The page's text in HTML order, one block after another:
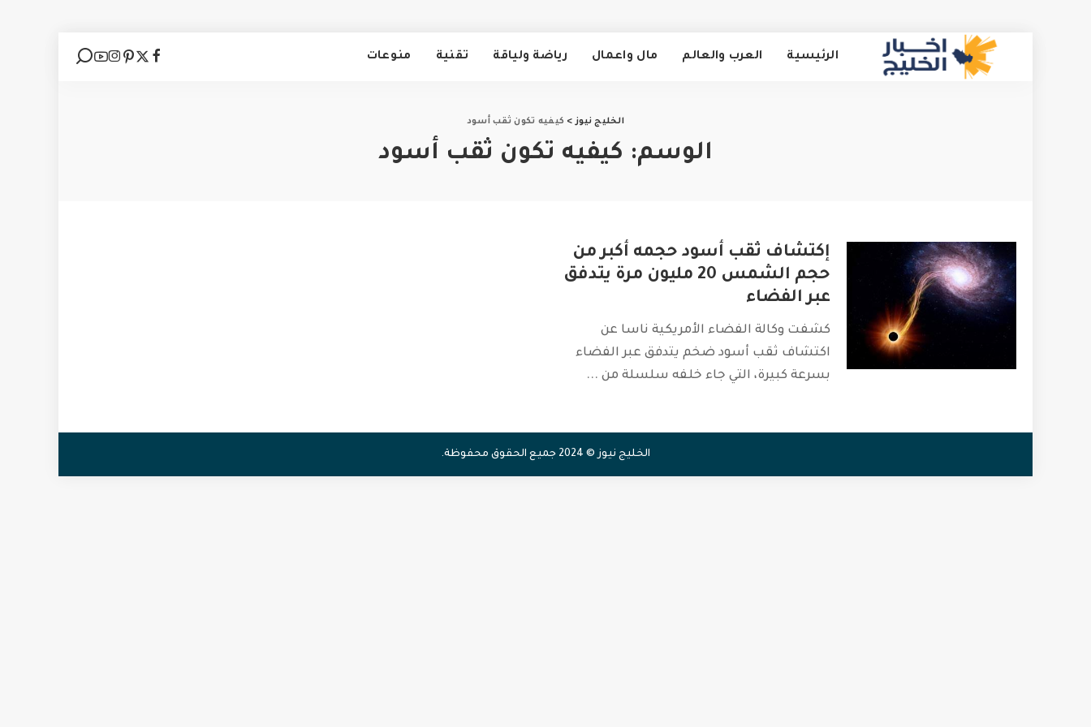
الرئيسية العرب والعالم مال واعمال رياضة ولياقة تقنية منوعات
الخليج نيوز> كيفيه تكون ثقب أسود
الوسم: كيفيه تكون ثقب أسود
إكتشاف ثقب أسود حجمه أكبر من
حجم الشمس 20 مليون مرة يتدفق
عبر الفضاء
كشفت وكالة الفضاء الأمريكية ناسا عن
اكتشاف ثقب أسود ضخم يتدفق عبر الفضاء
بسرعة كبيرة، التي جاء خلفه سلسلة من ...
الخليج نيوز © 2024 جميع الحقوق محفوظة.